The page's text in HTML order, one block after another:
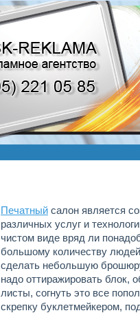
Печатный салон является
различных услуг и
чистом виде вряд ли
большому количеству
сделать небольшую
надо оттиражировать блок,
листы, согнуть это все
скрепку буклетмейкером,